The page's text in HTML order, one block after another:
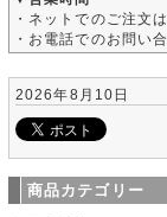
・ネットでのご注文
・お電話でのお問い
2026年8月10日
商品カテゴリー